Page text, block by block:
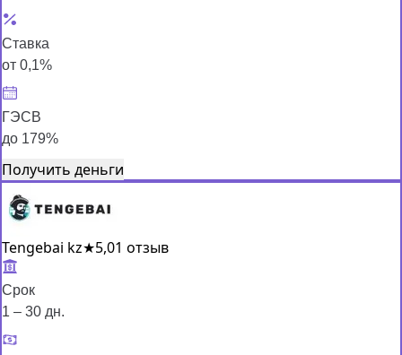
Ставка
от 0,1%
ГЭСВ
до 179%
Получить деньги
Tengebai kz★5,01 отзыв
Срок
1 – 30 дн.